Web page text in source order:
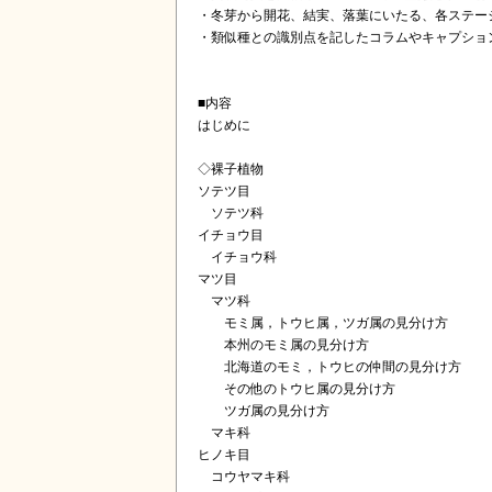
・冬芽から開花、結実、落葉にいたる、各ステ
・類似種との識別点を記したコラムやキャプシ
■内容
はじめに
◇裸子植物
ソテツ目
ソテツ科
イチョウ目
イチョウ科
マツ目
マツ科
モミ属，トウヒ属，ツガ属の見分け方
本州のモミ属の見分け方
北海道のモミ，トウヒの仲間の見分け方
その他のトウヒ属の見分け方
ツガ属の見分け方
マキ科
ヒノキ目
コウヤマキ科